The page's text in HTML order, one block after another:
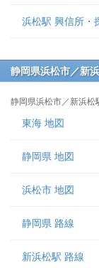
浜松駅 興信所・
静岡県浜松市／新
静岡県浜松市／新浜松
東海 地図
静岡県 地図
浜松市 地図
静岡県 路線
新浜松駅 路線